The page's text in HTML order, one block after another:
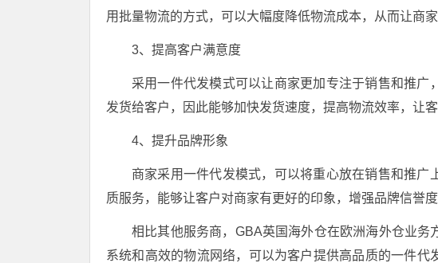
用批量物流的方式，可以大幅度降低物流成本，从而让商家
3、提高客户满意度
采用一件代发模式可以让商家更加专注于销售和推
发货给客户，因此能够加快发货速度，提高物流效率，让
4、提升品牌形象
商家采用一件代发模式，可以将重心放在销售和推
质服务，能够让客户对商家有更好的印象，增强品牌信誉度
相比其他服务商，GBA英国海外仓在欧洲海外仓业
系统和高效的物流网络，可以为客户提供高品质的一件